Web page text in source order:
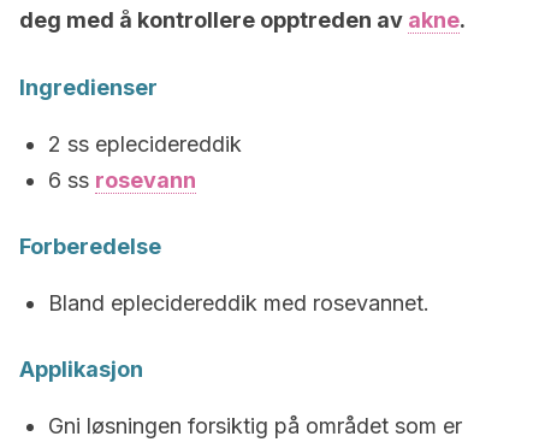
deg med å kontrollere opptreden av akne.
Ingredienser
2 ss eplecidereddik
6 ss rosevann
Forberedelse
Bland eplecidereddik med rosevannet.
Applikasjon
Gni løsningen forsiktig på området som er